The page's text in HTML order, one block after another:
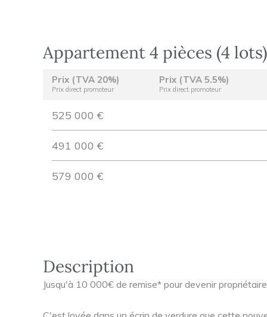
Appartement 4 pièces (4 lots)
Prix (TVA 20%)
Prix direct promoteur
Prix (TVA 5.5%)
Prix direct promoteur
525 000 €
491 000 €
579 000 €
Description
Jusqu'à 10 000€ de remise* pour devenir